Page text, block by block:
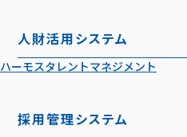
人財活用システム
ハーモスタレントマネジメント
採用管理システム